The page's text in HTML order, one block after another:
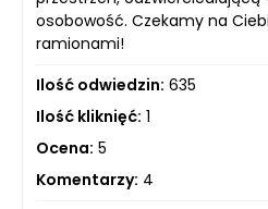
osobowość. Czekamy na
ramionami!
Ilość odwiedzin: 635
Ilość kliknięć: 1
Ocena: 5
Komentarzy: 4